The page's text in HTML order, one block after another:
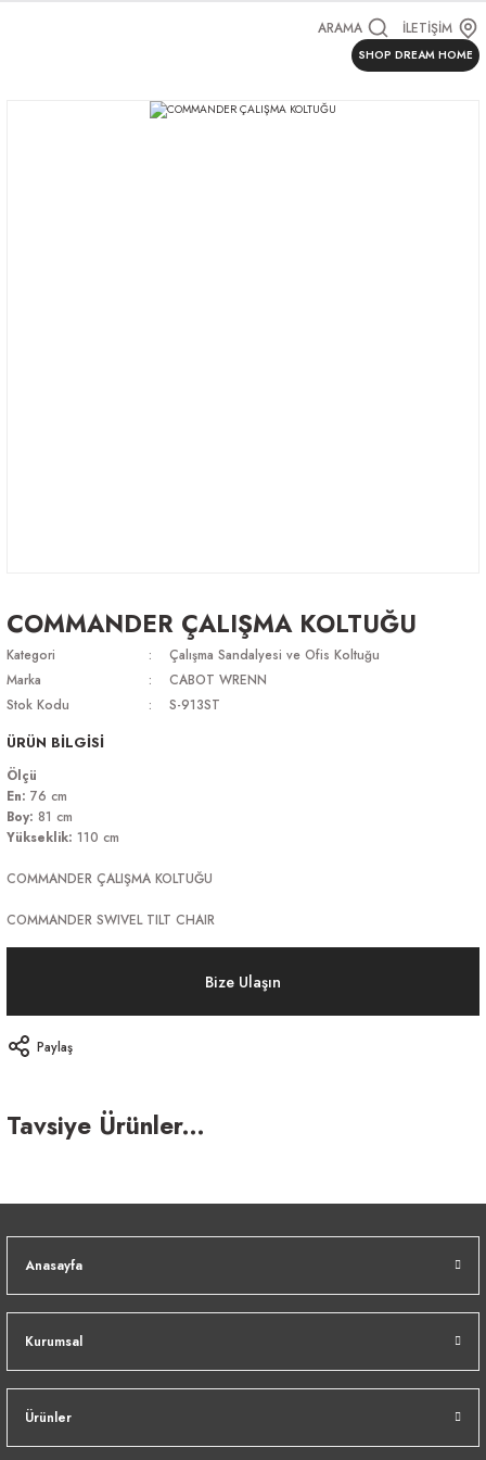
ARAMA İLETİŞİM
SHOP DREAM HOME
COMMANDER ÇALIŞMA KOLTUĞU
Kategori
Çalışma Sandalyesi ve Ofis Koltuğu
Marka
CABOT WRENN
Stok Kodu
S-913ST
ÜRÜN BİLGİSİ
Ölçü
En: 76 cm
Boy: 81 cm
Yükseklik: 110 cm
COMMANDER ÇALIŞMA KOLTUĞU
COMMANDER SWIVEL TILT CHAIR
Bize Ulaşın
Paylaş
Tavsiye Ürünler...
Anasayfa
Kurumsal
Ürünler